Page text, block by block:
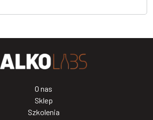
O nas
Sklep
Szkolenia